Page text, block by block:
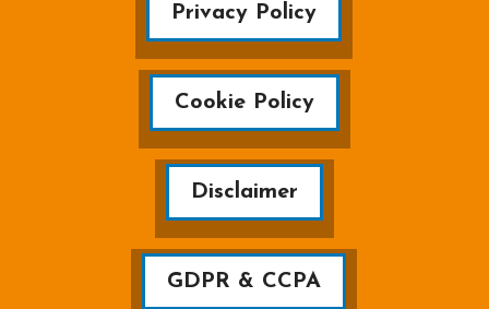
Privacy Policy
Cookie Policy
Disclaimer
GDPR & CCPA